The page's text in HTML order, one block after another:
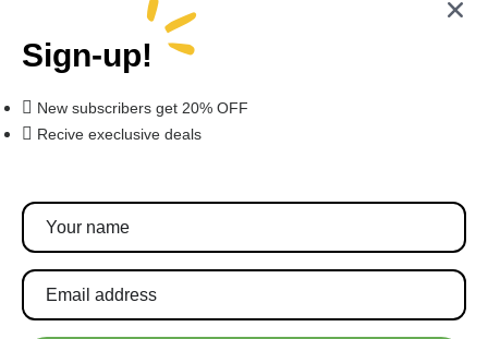
Pretplatite se za najnovije akcije i popuste.
Sign-up!
New subscribers get 20% OFF
Recive execlusive deals